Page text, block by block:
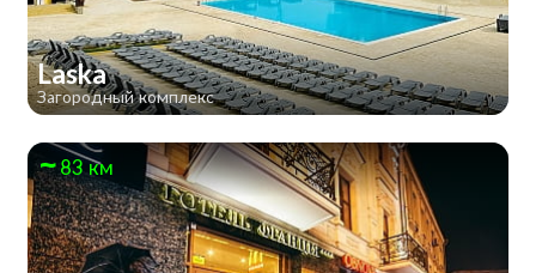
Laska
Загородный комплекс
83 км